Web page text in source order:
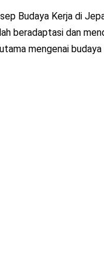
Budaya Kerja di
beradaptasi dan
mengenai